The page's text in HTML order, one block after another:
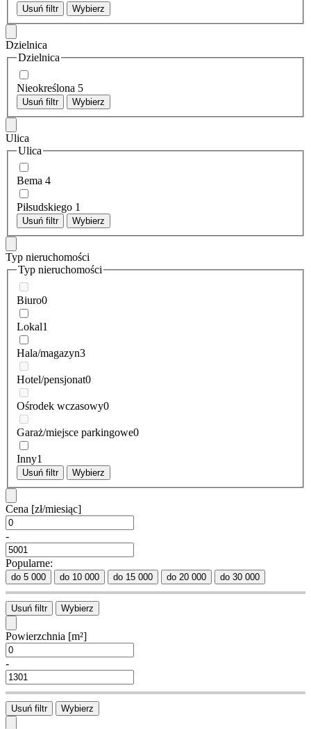
Usuń filtr Wybierz
Dzielnica
Dzielnica
Nieokreślona 5
Usuń filtr Wybierz
Ulica
Ulica
Bema 4
Piłsudskiego 1
Usuń filtr Wybierz
Typ nieruchomości
Typ nieruchomości
Biuro0
Lokal1
Hala/magazyn3
Hotel/pensjonat0
Ośrodek wczasowy0
Garaż/miejsce parkingowe0
Inny1
Usuń filtr Wybierz
Cena [zł/miesiąc]
-
Popularne:
do 5 000 do 10 000 do 15 000 do 20 000 do 30 000
Usuń filtr Wybierz
Powierzchnia [m²]
-
Usuń filtr Wybierz